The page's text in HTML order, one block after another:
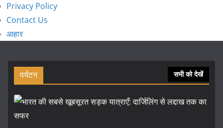
Privacy Policy
Contact Us
आहार
पर्यटन सभी को देखें